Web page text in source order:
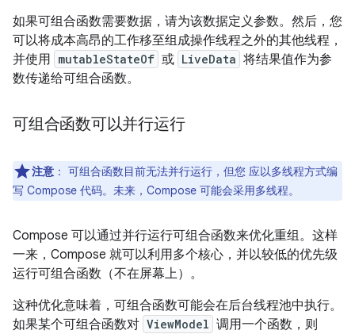
如果可组合函数需要数据，请为该数据定义参数。然后，您
可以将成本高昂的工作移至组成操作线程之外的其他线程，
并使用 mutableStateOf 或 LiveData 将结果值作为参
数传递给可组合函数。
可组合函数可以并行运行
注意 ： 可组合函数目前无法并行运行，但您 应以多线程方式编
写 Compose 代码。未来，Compose 可能会采用多线程。
Compose 可以通过并行运行可组合函数来优化重组。这样
一来，Compose 就可以利用多个核心，并以较低的优先级
运行可组合函数（不在屏幕上）。
这种优化意味着，可组合函数可能会在后台线程池中执行。
如果某个可组合函数对 ViewModel 调用一个函数，则